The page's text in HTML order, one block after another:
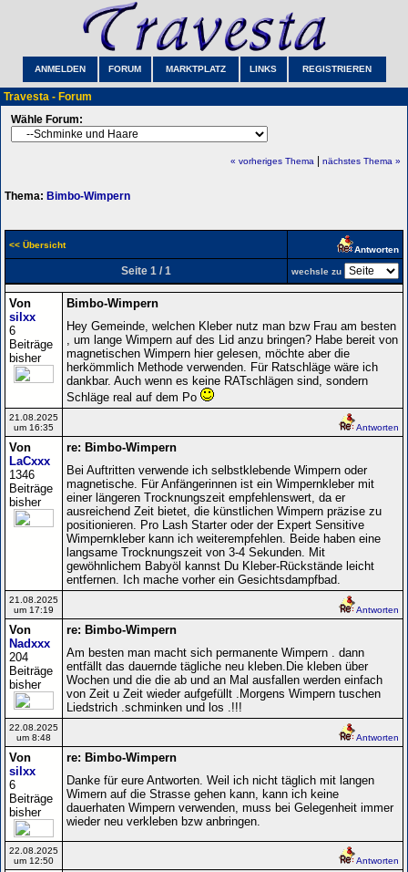
ANMELDEN FORUM MARKTPLATZ LINKS REGISTRIEREN
Travesta - Forum
Wähle Forum:
« vorheriges Thema nächstes Thema »
Thema: Bimbo-Wimpern
<< Übersicht Antworten
Seite 1 / 1 wechsle zu
Von
silxx
6
Beiträge
bisher
Bimbo-Wimpern
Hey Gemeinde, welchen Kleber nutz man bzw Frau am besten
, um lange Wimpern auf des Lid anzu bringen? Habe bereit von
magnetischen Wimpern hier gelesen, möchte aber die
herkömmlich Methode verwenden. Für Ratschläge wäre ich
dankbar. Auch wenn es keine RATschlägen sind, sondern
Schläge real auf dem Po
21.08.2025
um 16:35
Antworten
Von
LaCxxx
1346
Beiträge
bisher
re: Bimbo-Wimpern
Bei Auftritten verwende ich selbstklebende Wimpern oder
magnetische. Für Anfängerinnen ist ein Wimpernkleber mit
einer längeren Trocknungszeit empfehlenswert, da er
ausreichend Zeit bietet, die künstlichen Wimpern präzise zu
positionieren. Pro Lash Starter oder der Expert Sensitive
Wimpernkleber kann ich weiterempfehlen. Beide haben eine
langsame Trocknungszeit von 3-4 Sekunden. Mit
gewöhnlichem Babyöl kannst Du Kleber-Rückstände leicht
entfernen. Ich mache vorher ein Gesichtsdampfbad.
21.08.2025
um 17:19
Antworten
Von
Nadxxx
204
Beiträge
bisher
re: Bimbo-Wimpern
Am besten man macht sich permanente Wimpern . dann
entfällt das dauernde tägliche neu kleben.Die kleben über
Wochen und die die ab und an Mal ausfallen werden einfach
von Zeit u Zeit wieder aufgefüllt .Morgens Wimpern tuschen
Liedstrich .schminken und los .!!!
22.08.2025
um 8:48
Antworten
Von
silxx
6
Beiträge
bisher
re: Bimbo-Wimpern
Danke für eure Antworten. Weil ich nicht täglich mit langen
Wimern auf die Strasse gehen kann, kann ich keine
dauerhaten Wimpern verwenden, muss bei Gelegenheit immer
wieder neu verkleben bzw anbringen.
22.08.2025
um 12:50
Antworten